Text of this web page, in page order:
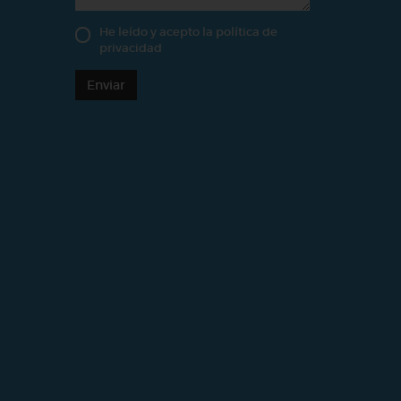
He leído y acepto la política de
privacidad
Enviar